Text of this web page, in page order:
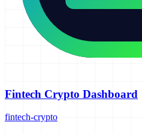
Fintech Crypto Dashboard
fintech-crypto